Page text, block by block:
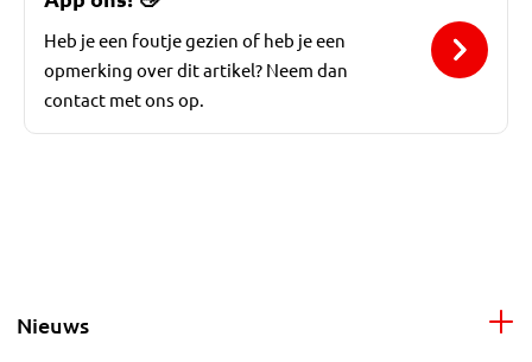
Heb je een foutje gezien of heb je een
opmerking over dit artikel? Neem dan
contact met ons op.
Nieuws